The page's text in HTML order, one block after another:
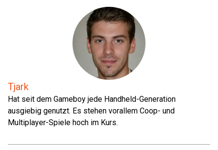
Tjark
Hat seit dem Gameboy jede Handheld-Generation
ausgiebig genutzt. Es stehen vorallem Coop- und
Multiplayer-Spiele hoch im Kurs.